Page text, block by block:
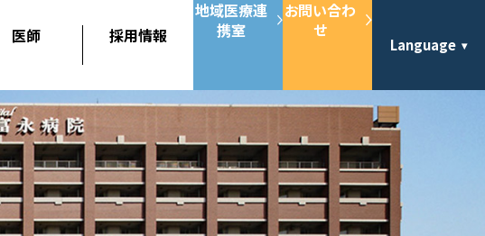
医師 採用情報
地域医療連
携室
お問い合わ
せ
Language